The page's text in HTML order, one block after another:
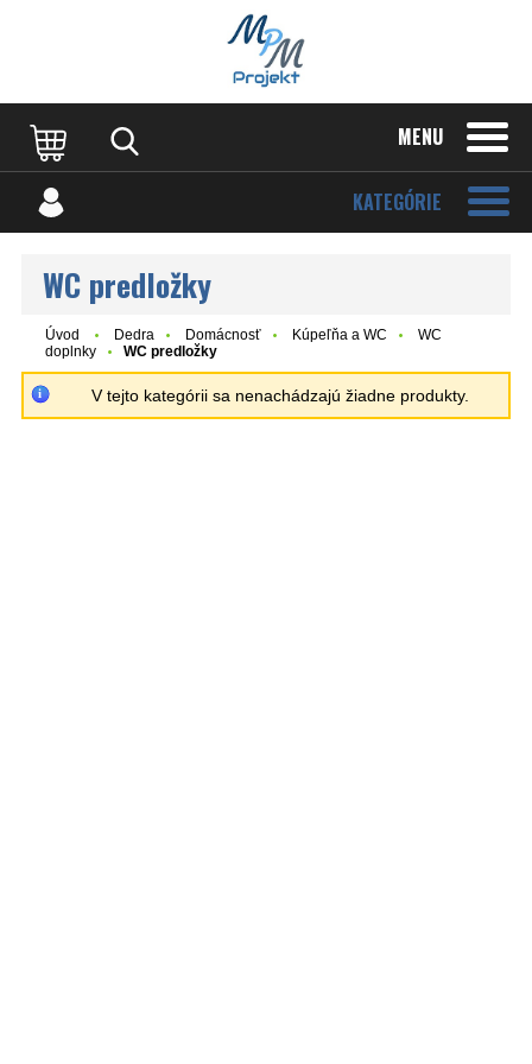
MENU
KATEGÓRIE
WC predložky
Úvod Dedra Domácnosť Kúpeľňa a WC
WC
doplnky
WC predložky
V tejto kategórii sa nenachádzajú žiadne produkty.